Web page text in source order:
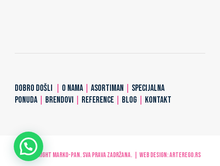
DOBRO DOŠLI O NAMA ASORTIMAN
SPECIJALNA
PONUDA
BRENDOVI REFERENCE BLOG KONTAKT
© Copyright MARKO-PAN. Sva prava zadržana. | Web design:ARTerEgo.rs